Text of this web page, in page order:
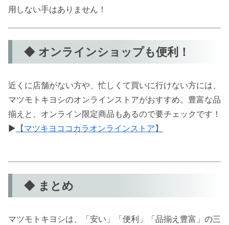
用しない手はありません！
◆ オンラインショップも便利！
近くに店舗がない方や、忙しくて買いに行けない方には、
マツモトキヨシのオンラインストアがおすすめ。豊富な品
揃えと、オンライン限定商品もあるので要チェックです！
▶ 【マツキヨココカラオンラインストア】
◆ まとめ
マツモトキヨシは、「安い」「便利」「品揃え豊富」の三